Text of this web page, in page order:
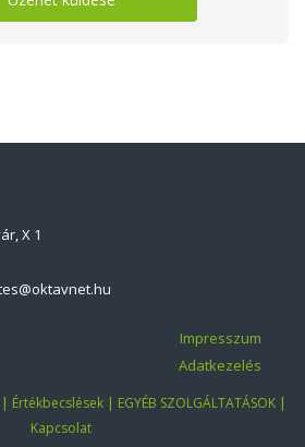
X 1
Impresszum
Adatkezelés
Értékbecslések| EGYÉB SZOLGÁLTATÁSOK|
Kapcsolat